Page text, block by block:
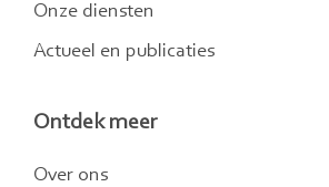
Onze diensten
Actueel en publicaties
Ontdek meer
Over ons